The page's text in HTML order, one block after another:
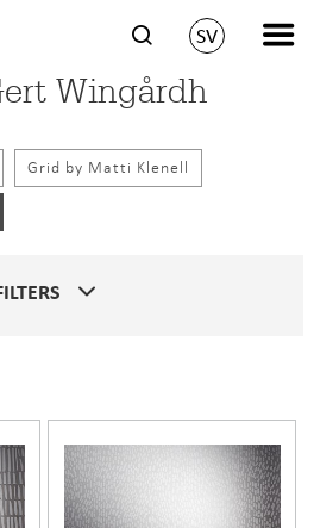
SV
Wingårdh
Grid by Matti Klenell